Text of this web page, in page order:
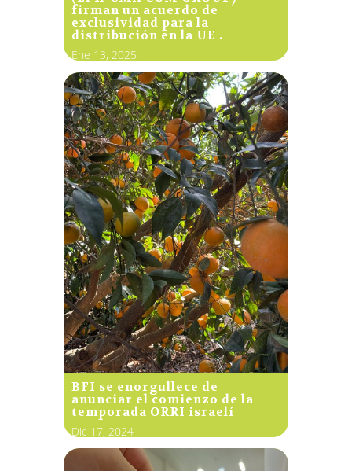
firman un acuerdo de
exclusividad para la
distribución en la UE .
Ene 13, 2025
BFI se enorgullece de
anunciar el comienzo de la
temporada ORRI israelí
Dic 17, 2024